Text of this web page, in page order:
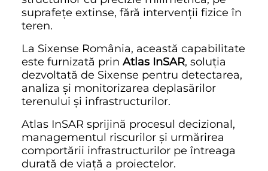
suprafețe extinse, fără intervenții fizice în
teren.
La Sixense România, această capabilitate
este furnizată prin Atlas InSAR, soluția
dezvoltată de Sixense pentru detectarea,
analiza și monitorizarea deplasărilor
terenului și infrastructurilor.
Atlas InSAR sprijină procesul decizional,
managementul riscurilor și urmărirea
comportării infrastructurilor pe întreaga
durată de viață a proiectelor.